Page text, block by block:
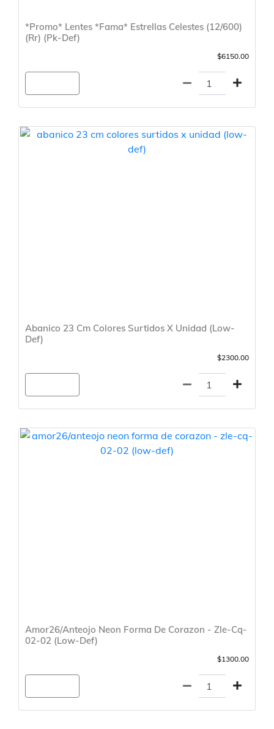
*Promo* Lentes *Fama* Estrellas Celestes (12/600)
(Rr) (Pk-Def)
$6150.00
Abanico 23 Cm Colores Surtidos X Unidad (Low-
Def)
$2300.00
Amor26/Anteojo Neon Forma De Corazon - Zle-Cq-
02-02 (Low-Def)
$1300.00